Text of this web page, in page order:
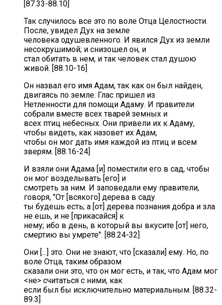
[87.33-88.10]
Так случилось все это по воле Отца Целостности.
После, увидел Дух на земле
человека одушевленного. И явился Дух из земли
несокрушимой; и снизошел он, и
стал обитать в нем, и так человек стал душою
живой. [88.10-16]
Он назвал его имя Адам, так как он был найден,
двигаясь по земле. Глас пришел из
Нетленности для помощи Адаму. И правители
собрали вместе всех тварей земных и
всех птиц небесных. Они привели их к Адаму,
чтобы видеть, как назовет их Адам,
чтобы он мог дать имя каждой из птиц и всем
зверям. [88.16-24]
И взяли они Адама [и] поместили его в сад, чтобы
он мог возделывать [его] и
смотреть за ним. И заповедали ему правители,
говоря, "От [всякого] дерева в саду
ты будешь есть; а [от] дерева познания добра и зла
не ешь, и не [прикасайся] к
нему; ибо в день, в который вы вкусите [от] него,
смертию вы умрете". [88.24-32]
Они [...] это. Они не знают, что [сказали] ему. Но, по
воле Отца, таким образом
сказали они это, что он мог есть, и так, что Адам мог
<не> считаться с ними, как
если был бы исключительно материальным. [88.32-
89.3]